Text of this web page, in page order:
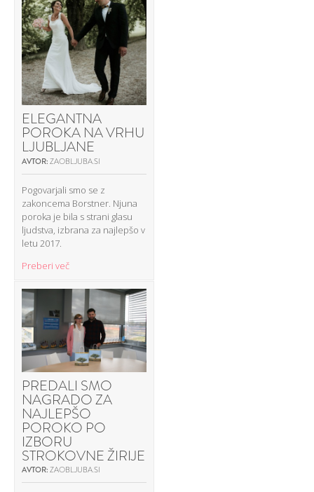
ELEGANTNA
POROKA NA VRHU
LJUBLJANE
AVTOR:ZAOBLJUBA.SI
Pogovarjali smo se z
zakoncema Borstner. Njuna
poroka je bila s strani glasu
ljudstva, izbrana za najlepšo v
letu 2017.
Preberi več
PREDALI SMO
NAGRADO ZA
NAJLEPŠO
POROKO PO
IZBORU
STROKOVNE ŽIRIJE
AVTOR:ZAOBLJUBA.SI